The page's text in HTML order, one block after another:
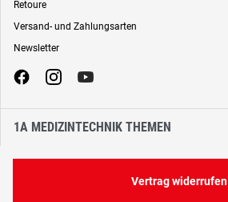
Retoure
Versand- und Zahlungsarten
Newsletter
1A MEDIZINTECHNIK THEMEN
Vertrag widerrufen